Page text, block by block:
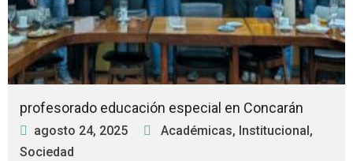
profesorado educación especial en Concarán
agosto 24, 2025 Académicas, Institucional ,
Sociedad